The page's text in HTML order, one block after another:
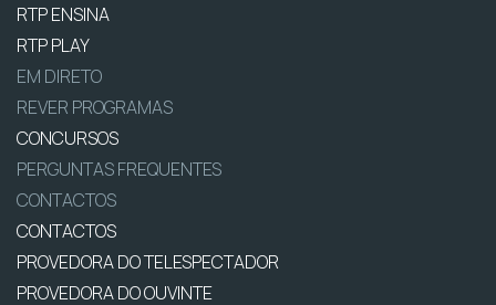
RTP ENSINA
RTP PLAY
EM DIRETO
REVER PROGRAMAS
CONCURSOS
PERGUNTAS FREQUENTES
CONTACTOS
CONTACTOS
PROVEDORA DO TELESPECTADOR
PROVEDORA DO OUVINTE